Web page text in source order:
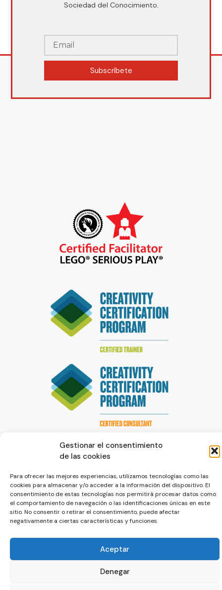
Gestionar el consentimiento
de las cookies
Para ofrecer las mejores experiencias, utilizamos tecnologías como las
cookies para almacenar y/o acceder a la información del dispositivo. El
consentimiento de estas tecnologías nos permitirá procesar datos como
el comportamiento de navegación o las identificaciones únicas en este
sitio. No consentir o retirar el consentimiento, puede afectar
negativamente a ciertas características y funciones.
Aceptar
Denegar
Sociedad del Conocimiento.
Subscríbete
© La Servilleta - El Blog de Paco Prieto
Política de cookiesPolítica de privacidad